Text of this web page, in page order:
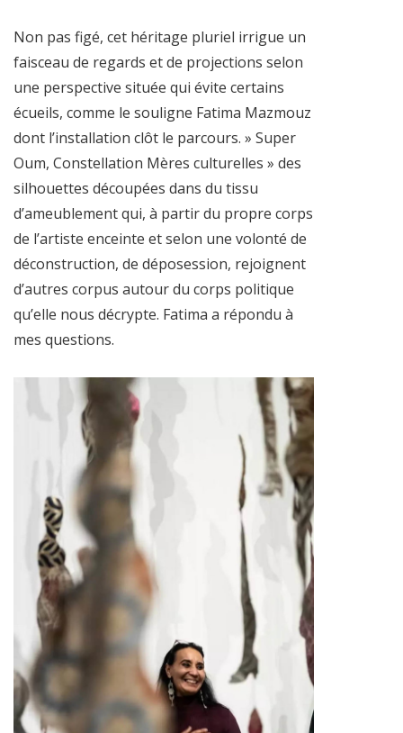
Non pas figé, cet héritage pluriel irrigue un
faisceau de regards et de projections selon
une perspective située qui évite certains
écueils, comme le souligne Fatima Mazmouz
dont l’installation clôt le parcours. » Super
Oum, Constellation Mères culturelles » des
silhouettes découpées dans du tissu
d’ameublement qui, à partir du propre corps
de l’artiste enceinte et selon une volonté de
déconstruction, de déposession, rejoignent
d’autres corpus autour du corps politique
qu’elle nous décrypte. Fatima a répondu à
mes questions.